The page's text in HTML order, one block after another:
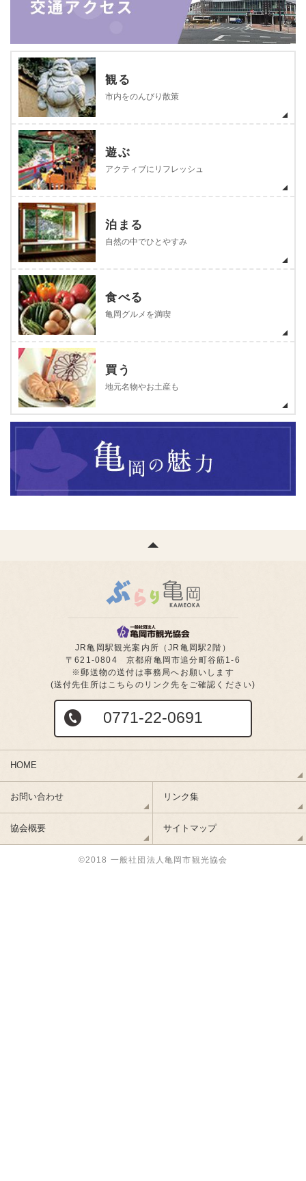
観る
市内をのんびり散策
遊ぶ
アクティブにリフレッシュ
泊まる
自然の中でひとやすみ
食べる
亀岡グルメを満喫
買う
地元名物やお土産も
JR亀岡駅観光案内所（JR亀岡駅2階）
〒621-0804 京都府亀岡市追分町谷筋1-6
※郵送物の送付は事務局へお願いします
(送付先住所はこちらのリンク先をご確認ください)
0771-22-0691
HOME
お問い合わせ リンク集
協会概要 サイトマップ
©2018 一般社団法人亀岡市観光協会